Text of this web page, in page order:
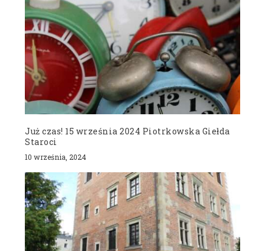
Już czas! 15 września 2024 Piotrkowska Giełda
Staroci
10 września, 2024